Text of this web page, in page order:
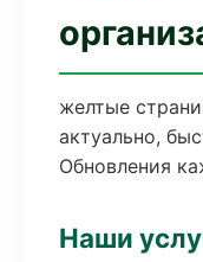
желтые
актуально,
Обновления
Наши